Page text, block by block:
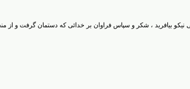
، شکر و سپاس فراوان بر خدائی که دستمان گرفت و از